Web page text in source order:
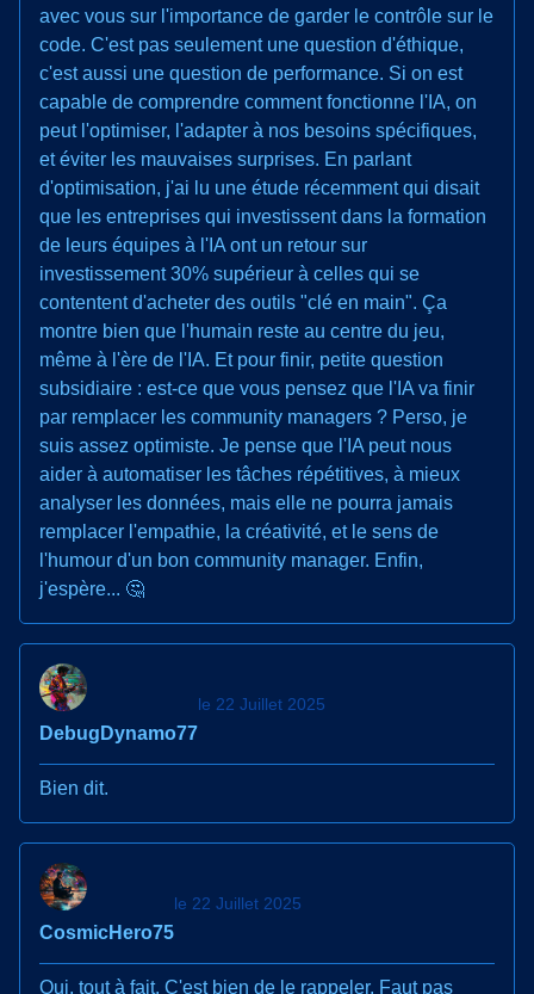
avec vous sur l'importance de garder le contrôle sur le
code. C'est pas seulement une question d'éthique,
c'est aussi une question de performance. Si on est
capable de comprendre comment fonctionne l'IA, on
peut l'optimiser, l'adapter à nos besoins spécifiques,
et éviter les mauvaises surprises. En parlant
d'optimisation, j'ai lu une étude récemment qui disait
que les entreprises qui investissent dans la formation
de leurs équipes à l'IA ont un retour sur
investissement 30% supérieur à celles qui se
contentent d'acheter des outils "clé en main". Ça
montre bien que l'humain reste au centre du jeu,
même à l'ère de l'IA. Et pour finir, petite question
subsidiaire : est-ce que vous pensez que l'IA va finir
par remplacer les community managers ? Perso, je
suis assez optimiste. Je pense que l'IA peut nous
aider à automatiser les tâches répétitives, à mieux
analyser les données, mais elle ne pourra jamais
remplacer l'empathie, la créativité, et le sens de
l'humour d'un bon community manager. Enfin,
j'espère... 🤔
DebugDynamo77
le 22 Juillet 2025
Bien dit.
CosmicHero75
le 22 Juillet 2025
Oui, tout à fait. C'est bien de le rappeler. Faut pas